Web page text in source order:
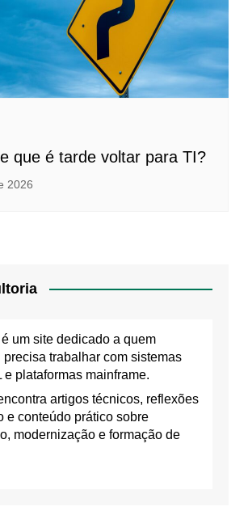
que é tarde voltar para TI?
2026
um site dedicado a quem
precisa trabalhar com sistemas
e plataformas mainframe.
artigos técnicos, reflexões
e conteúdo prático sobre
modernização e formação de